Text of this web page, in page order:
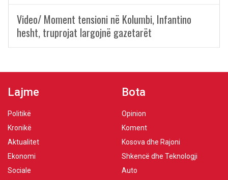
Video/ Moment tensioni në Kolumbi, Infantino
hesht, truprojat largojnë gazetarët
Lajme
Politikë
Kronikë
Aktualitet
Ekonomi
Sociale
Bota
Opinion
Koment
Kosova dhe Rajoni
Shkencë dhe Teknologji
Auto